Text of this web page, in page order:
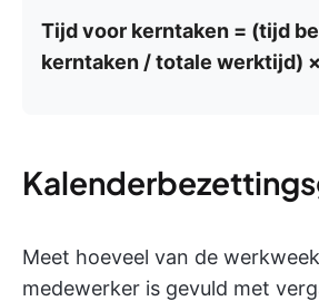
Tijd voor kerntaken = (tijd
kerntaken / totale werktijd)
Meet hoeveel van de
medewerker is gevuld met